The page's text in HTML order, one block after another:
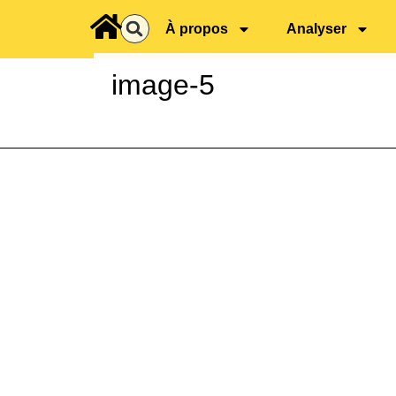
À propos Analyser
image-5